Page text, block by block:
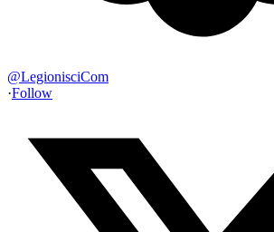
@LegionisciCom
·Follow